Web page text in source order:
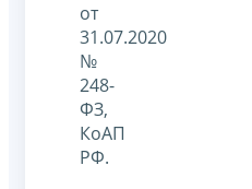
от
31.07.2020
№
248-
ФЗ,
КоАП
РФ.